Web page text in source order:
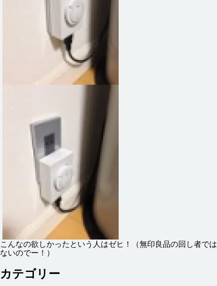
こんなの欲しかったという 人はゼヒ！（無印良品の回し者では
ないのでー！）
カテゴリー